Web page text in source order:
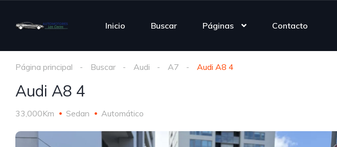
Inicio Buscar Páginas Contacto
Página principal Buscar Audi A7 Audi A8 4
Audi A8 4
33,000Km Sedan Automático